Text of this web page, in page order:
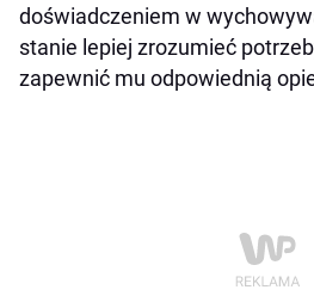
doświadczeniem w
stanie lepiej zrozumieć
zapewnić mu odpowiednią